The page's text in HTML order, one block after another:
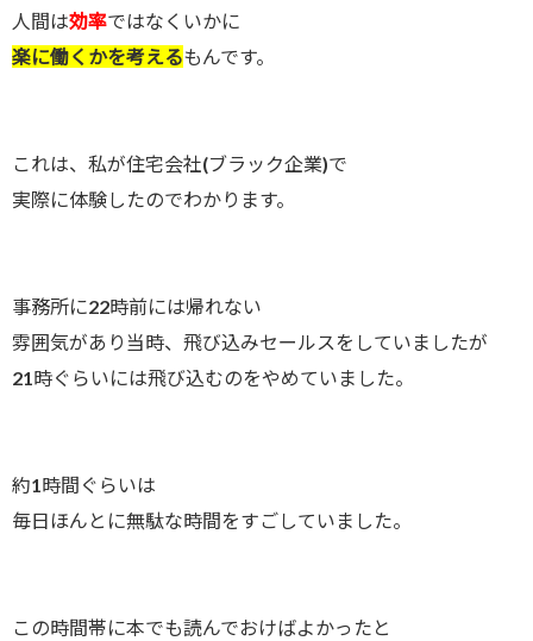
人間は効率ではなくいかに
楽に働くかを考えるもんです。
これは、私が住宅会社(ブラック企業)で
実際に体験したのでわかります。
事務所に22時前には帰れない
雰囲気があり当時、飛び込みセールスをしていましたが
21時ぐらいには飛び込むのをやめていました。
約1時間ぐらいは
毎日ほんとに無駄な時間をすごしていました。
この時間帯に本でも読んでおけばよかったと